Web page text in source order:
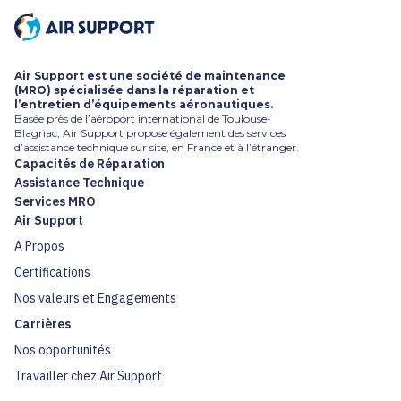
Air Support est une société de maintenance
(MRO) spécialisée dans la réparation et
l’entretien d’équipements aéronautiques.
Basée près de l’aéroport international de Toulouse-
Blagnac, Air Support propose également des services
d’assistance technique sur site, en France et à l’étranger.
Capacités de Réparation
Assistance Technique
Services MRO
Air Support
A Propos
Certifications
Nos valeurs et Engagements
Carrières
Nos opportunités
Travailler chez Air Support